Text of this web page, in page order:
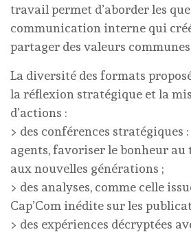
travail permet d’aborder les
communication interne qui
partager des valeurs
La diversité des formats
la réflexion stratégique et la
d’actions :
> des conférences
agents, favoriser le bonheur au
aux nouvelles générations ;
> des analyses, comme celle
Cap’Com inédite sur les
> des expériences décryptées